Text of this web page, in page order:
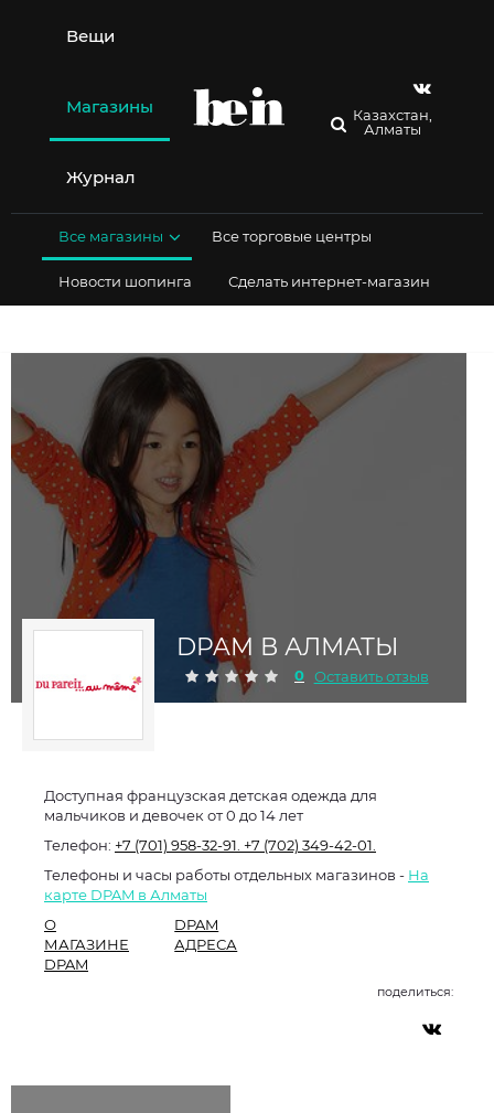
содержимому
Вещи
Магазины
Журнал
Казахстан,
Алматы
Все магазины Все торговые центры
Новости шопинга Сделать интернет-магазин
DPAM В АЛМАТЫ
0 Оставить отзыв
Доступная французская детская одежда для
мальчиков и девочек от 0 до 14 лет
Телефон: +7 (701) 958-32-91. +7 (702) 349-42-01.
Телефоны и часы работы отдельных магазинов - На
карте DPAM в Алматы
О
МАГАЗИНЕ
DPAM
DPAM
АДРЕСА
поделиться: